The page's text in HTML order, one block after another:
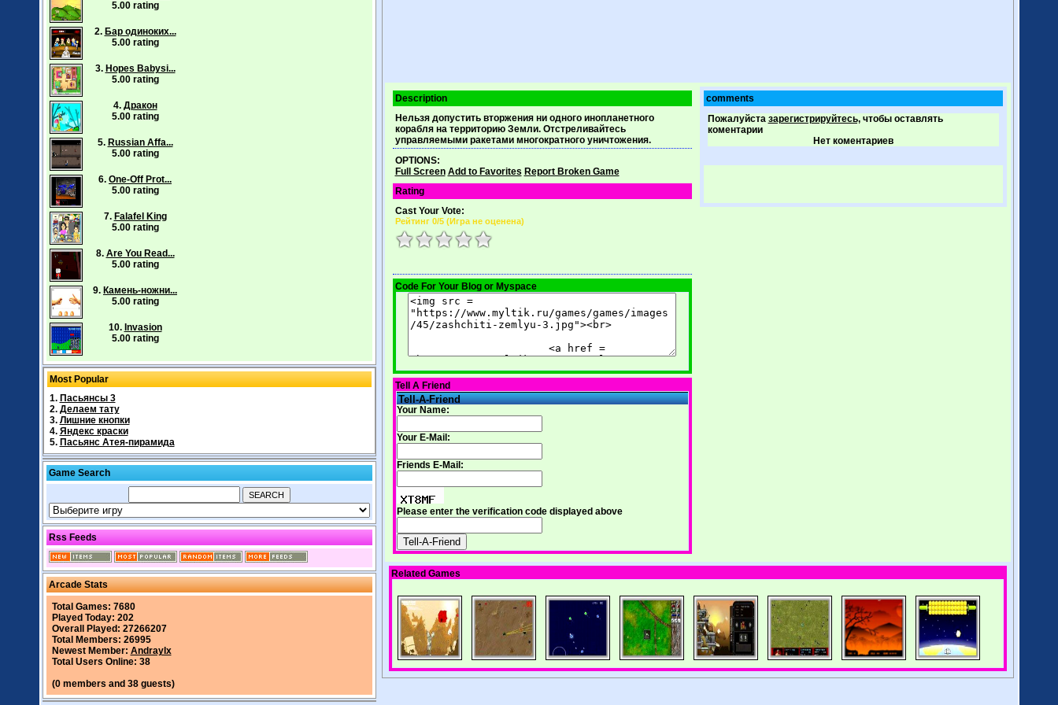
5.00 rating
2. Бар одиноких...
5.00 rating
3. Hopes Babysi...
5.00 rating
4. Дракон
5.00 rating
5. Russian Affa...
5.00 rating
6. One-Off Prot...
5.00 rating
7. Falafel King
5.00 rating
8. Are You Read...
5.00 rating
9. Камень-ножни...
5.00 rating
10. Invasion
5.00 rating
Most Popular
1. Пасьянсы 3
2. Делаем тату
3. Лишние кнопки
4. Яндекс краски
5. Пасьянс Атея-пирамида
Game Search
Rss Feeds
Arcade Stats
Total Games: 7680
Played Today: 202
Overall Played: 27266207
Total Members: 26995
Newest Member: Andraylx
Total Users Online: 38
(0 members and 38 guests)
Description
Нельзя допустить вторжения ни одного инопланетного
корабля на территорию Земли. Отстреливайтесь
управляемыми ракетами многократного уничтожения.
OPTIONS:
Full Screen Add to Favorites Report Broken Game
Rating
Cast Your Vote:
Рейтинг 0/5 (Игра не оценена)
Code For Your Blog or Myspace
Tell A Friend
Tell-A-Friend
Your Name:
Your E-Mail:
Friends E-Mail:
Please enter the verification code displayed above
comments
Пожалуйста зарегистрируйтесь,чтобы оставлять
коментарии
Нет коментариев
Related Games